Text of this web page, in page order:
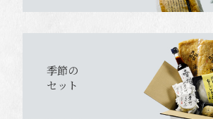
季節の
セット